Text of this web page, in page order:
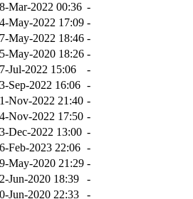
Mar-2022 00:36 -
May-2022 17:09 -
May-2022 18:46 -
May-2020 18:26 -
Jul-2022 15:06
-
Sep-2022 16:06 -
Nov-2022 21:40 -
Nov-2022 17:50 -
Dec-2022 13:00 -
Feb-2023 22:06 -
May-2020 21:29 -
Jun-2020 18:39
-
Jun-2020 22:33
-